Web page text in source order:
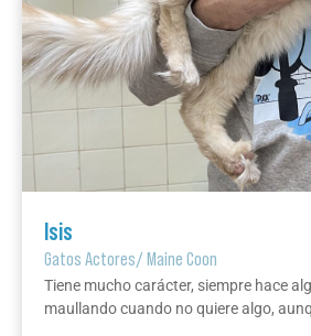
Isis
Gatos Actores/Maine Coon
Tiene mucho carácter, siempre hace
maullando cuando no quiere algo,